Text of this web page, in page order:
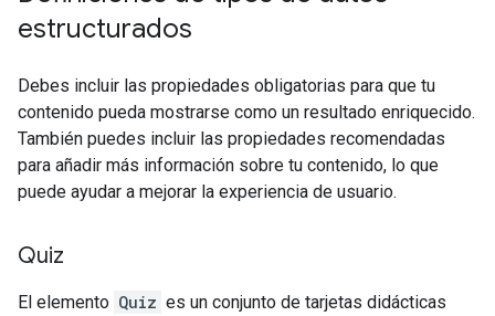
estructurados
Debes incluir las propiedades obligatorias para que tu
contenido pueda mostrarse como un resultado enriquecido.
También puedes incluir las propiedades recomendadas
para añadir más información sobre tu contenido, lo que
puede ayudar a mejorar la experiencia de usuario.
Quiz
El elemento Quiz es un conjunto de tarjetas didácticas